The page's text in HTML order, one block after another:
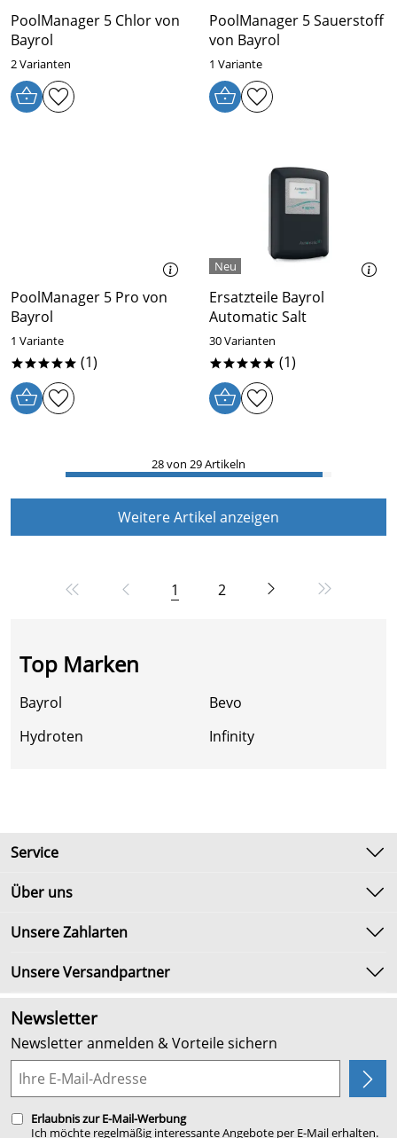
PoolManager 5 Chlor von
Bayrol
2 Varianten
PoolManager 5 Sauerstoff
von Bayrol
1 Variante
PoolManager 5 Pro von
Bayrol
1 Variante
***** (1)
Ersatzteile Bayrol
Automatic Salt
30 Varianten
***** (1)
28 von 29 Artikeln
Weitere Artikel anzeigen
1 2
Top Marken
Bayrol
Bevo
Hydroten
Infinity
Service
Kontakt
Umtausch & Rückgabe
Lieferbedingungen
Über uns
Unsere Bestseller
Neu
Angebote
Kundenbewertungen (2.652)
4,9/5*****
Planung
Unsere Zahlarten
Unsere Versandpartner
Newsletter
Newsletter anmelden & Vorteile sichern
Erlaubnis zur E-Mail-Werbung
Ich möchte regelmäßig interessante Angebote per E-Mail erhalten.